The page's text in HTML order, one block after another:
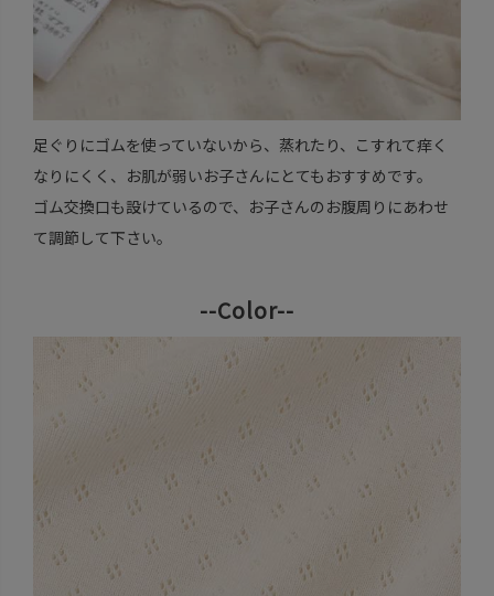
足ぐりにゴムを使っていないから、蒸れたり、こすれて痒く
なりにくく、お肌が弱いお子さんにとてもおすすめです。
ゴム交換口も設けているので、お子さんのお腹周りにあわせ
て調節して下さい。
--Color--